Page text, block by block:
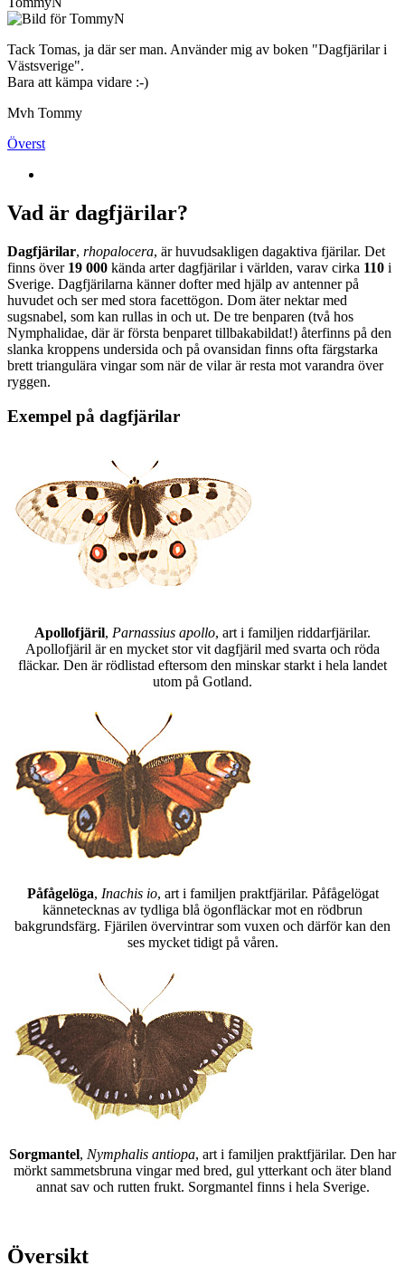
Tack Tomas, ja där ser man. Använder mig av boken "Dagfjärilar i
Västsverige".
Bara att kämpa vidare :-)
Mvh Tommy
Överst
Vad är dagfjärilar?
Dagfjärilar, rhopalocera, är huvudsakligen dagaktiva fjärilar. Det
finns över 19 000 kända arter dagfjärilar i världen, varav cirka 110 i
Sverige. Dagfjärilarna känner dofter med hjälp av antenner på
huvudet och ser med stora facettögon. Dom äter nektar med
sugsnabel, som kan rullas in och ut. De tre benparen (två hos
Nymphalidae, där är första benparet tillbakabildat!) återfinns på den
slanka kroppens undersida och på ovansidan finns ofta färgstarka
brett triangulära vingar som när de vilar är resta mot varandra över
ryggen.
Exempel på dagfjärilar
Apollofjäril, Parnassius apollo, art i familjen riddarfjärilar.
Apollofjäril är en mycket stor vit dagfjäril med svarta och röda
fläckar. Den är rödlistad eftersom den minskar starkt i hela landet
utom på Gotland.
Påfågelöga, Inachis io, art i familjen praktfjärilar. Påfågelögat
kännetecknas av tydliga blå ögonfläckar mot en rödbrun
bakgrundsfärg. Fjärilen övervintrar som vuxen och därför kan den
ses mycket tidigt på våren.
Sorgmantel, Nymphalis antiopa, art i familjen praktfjärilar. Den har
mörkt sammetsbruna vingar med bred, gul ytterkant och äter bland
annat sav och rutten frukt. Sorgmantel finns i hela Sverige.
Översikt